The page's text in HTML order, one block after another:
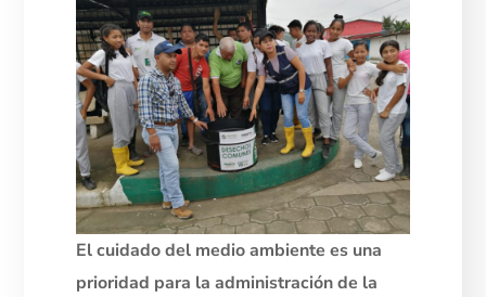
El cuidado del medio ambiente es una
prioridad para la administración de la